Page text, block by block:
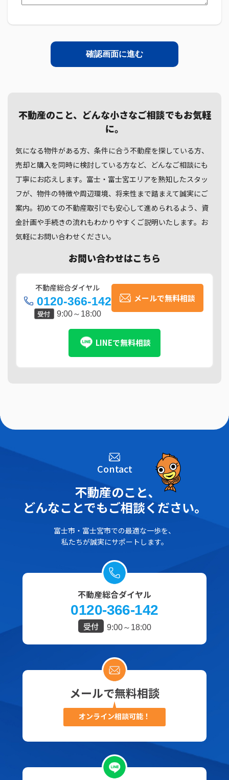
不動産のこと、どんな小さなご相談でもお気軽
に。
気になる物件がある方、条件に合う不動産を探している方、
売却と購入を同時に検討している方など、どんなご相談にも
丁寧にお応えします。富士・富士宮エリアを熟知したスタッ
フが、物件の特徴や周辺環境、将来性まで踏まえて誠実にご
案内。初めての不動産取引でも安心して進められるよう、資
金計画や手続きの流れもわかりやすくご説明いたします。お
気軽にお問い合わせください。
お問い合わせはこちら
不動産総合ダイヤル
0120-366-142
受付 9:00～18:00
メールで無料相談
LINEで無料相談
Contact
不動産のこと､
どんなことでもご相談ください。
富士市・富士宮市での最適な一歩を、
私たちが誠実にサポートします。
不動産総合ダイヤル
0120-366-142
受付 9:00～18:00
メールで無料相談
オンライン相談可能！